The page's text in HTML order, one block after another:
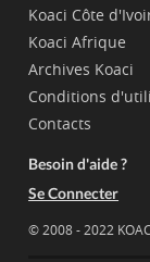
Koaci Côte
Koaci Afrique
Archives Koaci
Conditions
Contacts
Besoin d'aide ?
Se Connecter
© 2008 - 2022